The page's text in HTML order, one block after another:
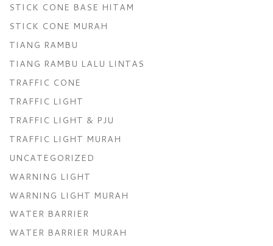
STICK CONE BASE HITAM
STICK CONE MURAH
TIANG RAMBU
TIANG RAMBU LALU LINTAS
TRAFFIC CONE
TRAFFIC LIGHT
TRAFFIC LIGHT & PJU
TRAFFIC LIGHT MURAH
UNCATEGORIZED
WARNING LIGHT
WARNING LIGHT MURAH
WATER BARRIER
WATER BARRIER MURAH